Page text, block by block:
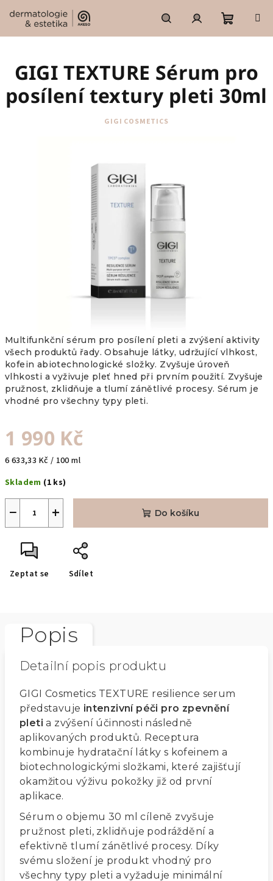
HledatPřihlášeníNákupní
košík
Multifunkční sérum pro posílení pleti a zvýšení aktivity
všech produktů řady. Obsahuje látky, udržující vlhkost,
kofein abiotechnologické složky. Zvyšuje úroveň
vlhkosti a vyživuje pleť hned při prvním použití. Zvyšuje
pružnost, zklidňuje a tlumí zánětlivé procesy. Sérum je
vhodné pro všechny typy pleti.
1 990 Kč
Měrná
6 633,33 Kč / 100 ml
Skladem (1 ks)
+
− Do košíku
Zeptat se Sdílet
GIGI TEXTURE Sérum pro
posílení textury pleti 30ml
GIGI COSMETICS
Popis
Detailní popis produktu
GIGI Cosmetics TEXTURE resilience serum
představuje intenzivní péči pro zpevnění
pleti a zvýšení účinnosti následně
aplikovaných produktů. Receptura
kombinuje hydratační látky s kofeinem a
biotechnologickými složkami, které zajišťují
okamžitou výživu pokožky již od první
aplikace.
Sérum o objemu 30 ml cíleně zvyšuje
pružnost pleti, zklidňuje podráždění a
efektivně tlumí zánětlivé procesy. Díky
svému složení je produkt vhodný pro
všechny typy pleti a vyžaduje minimální